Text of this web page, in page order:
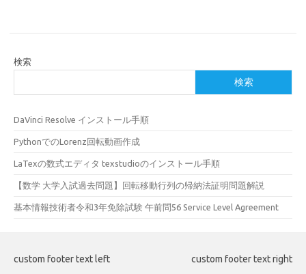
検索
検索
DaVinci Resolve インストール手順
PythonでのLorenz回転動画作成
LaTexの数式エディタ texstudioのインストール手順
【数学 大学入試過去問題】回転移動行列の帰納法証明問題解説
基本情報技術者令和3年免除試験 午前問56 Service Level Agreement
custom footer text left custom footer text right